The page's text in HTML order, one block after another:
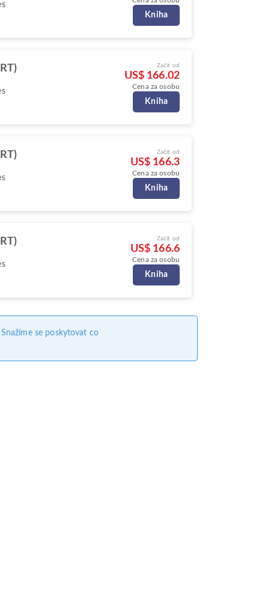
Kniha
Začít od
US$ 166.02
Cena za osobu
Kniha
Začít od
US$ 166.3
Cena za osobu
Kniha
Začít od
US$ 166.6
Cena za osobu
Kniha
se poskytovat co